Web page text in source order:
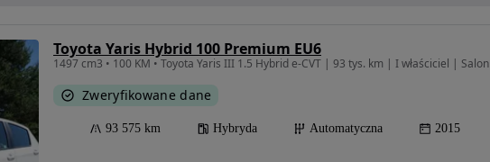
Toyota Yaris Hybrid 100 Premium EU6
1497 cm3 • 100 KM • Toyota Yaris III 1.5 Hybrid e-CVT | 93 tys. km | I właściciel | Salon
Zweryfikowane dane
93 575 km Hybryda Automatyczna 2015